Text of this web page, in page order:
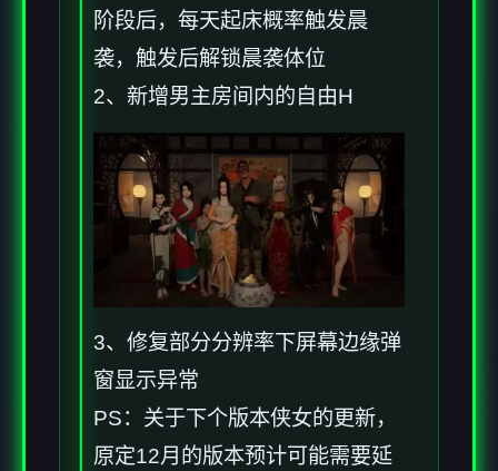
阶段后，每天起床概率触发晨
袭，触发后解锁晨袭体位
2、新增男主房间内的自由H
3、修复部分分辨率下屏幕边缘弹
窗显示异常
PS：关于下个版本侠女的更新，
原定12月的版本预计可能需要延